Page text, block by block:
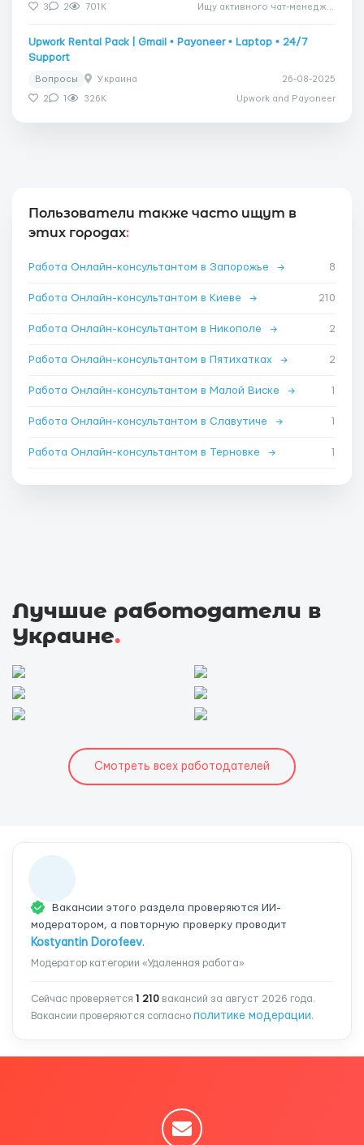
3 2 701K
Upwork Rental Pack | Gmail • Payoneer • Laptop • 24/7
Support
Вопросы Украина 26-08-2025
2 1 326K Upwork and Payoneer
Пользователи также часто ищут в
этих городах:
Работа Онлайн-консультантом в Запорожье → 8
Работа Онлайн-консультантом в Киеве → 210
Работа Онлайн-консультантом в Никополе → 2
Работа Онлайн-консультантом в Пятихатках → 2
Работа Онлайн-консультантом в Малой Виске → 1
Работа Онлайн-консультантом в Славутиче → 1
Работа Онлайн-консультантом в Терновке → 1
Лучшие работодатели в
Украине.
Смотреть всех работодателей
Вакансии этого раздела проверяются ИИ-
модератором, а повторную проверку проводит
Kostyantin Dorofeev.
Модератор категории «Удаленная работа»
Сейчас проверяется 1 210 вакансий за август 2026 года.
Вакансии проверяются согласно политике модерации.